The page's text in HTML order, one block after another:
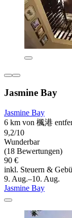
Jasmine Bay
Jasmine Bay
6 km von 楓港
9,2/10
Wunderbar
(18 Bewertungen)
90 €
inkl. Steuern &
9. Aug.–10. Aug.
Jasmine Bay